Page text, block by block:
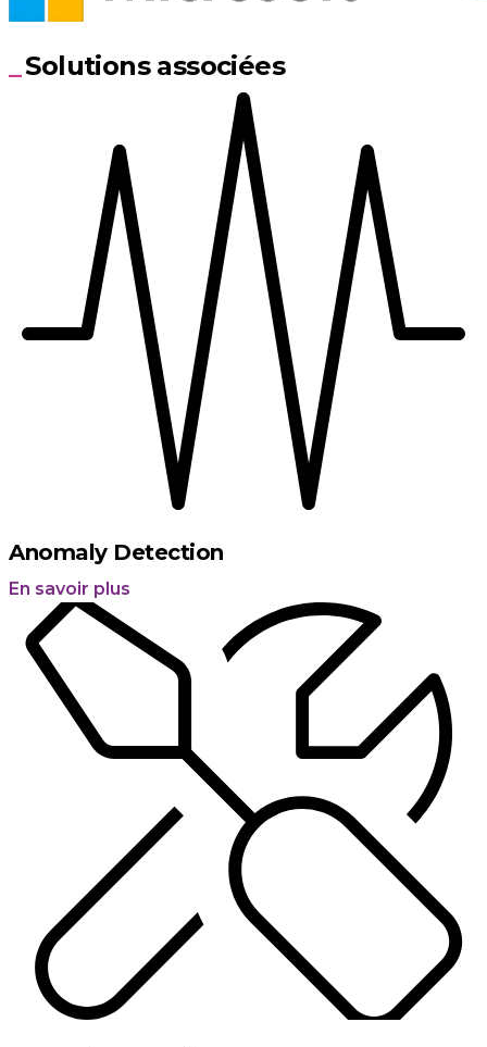
Solutions associées
Anomaly Detection
En savoir plus